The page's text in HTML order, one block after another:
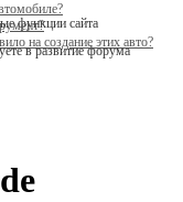
на создание этих авто?
функции сайта
в развитие форума